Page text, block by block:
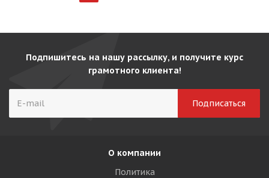
Подпишитесь на нашу рассылку, и получите курс
грамотного клиента!
О компании
Политика